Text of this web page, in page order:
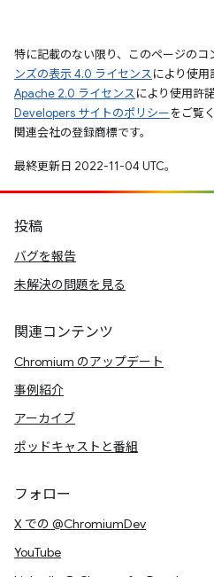
特に記載のない限り、このページのコ
ンズの表示 4.0 ライセンスにより使用
Apache 2.0 ライセンスにより使用許
Developers サイトのポリシーをご覧
関連会社の登録商標です。
最終更新日 2022-11-04 UTC。
投稿
バグを報告
未解決の問題を見る
関連コンテンツ
Chromium のアップデート
事例紹介
アーカイブ
ポッドキャストと番組
フォロー
X での @ChromiumDev
YouTube